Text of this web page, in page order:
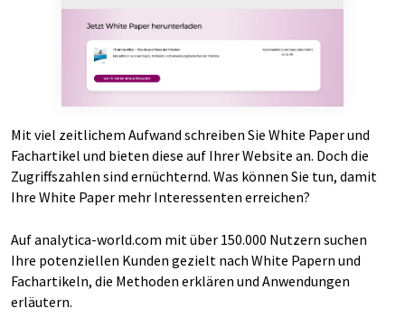
Mit viel zeitlichem Aufwand schreiben Sie White Paper und
Fachartikel und bieten diese auf Ihrer Website an. Doch die
Zugriffszahlen sind ernüchternd. Was können Sie tun, damit
Ihre White Paper mehr Interessenten erreichen?
Auf analytica-world.com mit über 150.000 Nutzern suchen
Ihre potenziellen Kunden gezielt nach White Papern und
Fachartikeln, die Methoden erklären und Anwendungen
erläutern.